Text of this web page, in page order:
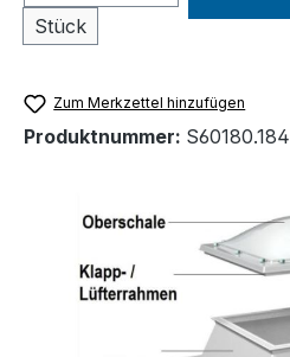
Stück
Zum Merkzettel hinzufügen
Produktnummer: S60180.184